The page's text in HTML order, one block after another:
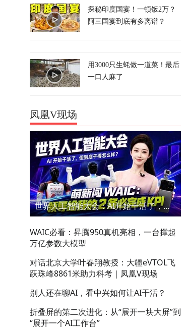
探秘印度国宴！一顿饭2万？
阿三国宴到底有多离谱？
用3000只生蚝做一道菜！最后
一口人麻了
凤凰V现场
世界人工智能大会：AI开始干活了，但到底干的怎么样？萌新闯WAIC
WAIC必看：昇腾950真机亮相，一台撑起
万亿参数大模型
对话北京大学叶春翔教授：大疆eVTOL飞
跃珠峰8861米助力科考｜凤凰V现场
别人还在聊AI，看中兴如何让AI干活？
折叠屏的第二次进化：从“展开一块大屏”到
“展开一个AI工作台”